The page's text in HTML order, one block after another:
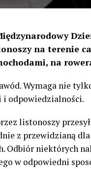
na terenie
na
Wymaga nie
odpowiedzialności.
listonoszy
z przewidzianą
Odbiór niektórych
w odpowiedni